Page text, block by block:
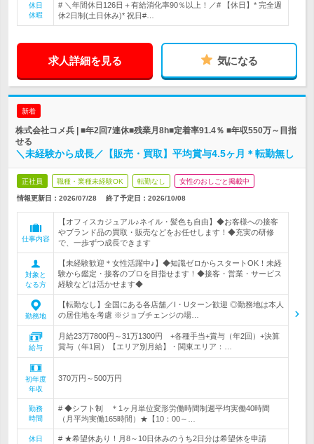
休日
休暇
# ＼年間休日126日＋有給消化率90％以上！／# 【休日】* 完全週
休2日制(土日休み)* 祝日#…
求人詳細を見る 気になる
新着
株式会社コメ兵 | ■年2回7連休■残業月8h■定着率91.4％ ■年収550万～目指
せる
＼未経験から成長／【販売・買取】平均賞与4.5ヶ月＊転勤無し
正社員 職種・業種未経験OK 転勤なし 女性のおしごと掲載中
情報更新日：2026/07/28 終了予定日： 2026/10/08
仕事内容
【オフィスカジュアル♪ネイル・髪色も自由】◆お客様への接客
やブランド品の買取・販売などをお任せします！◆充実の研修
で、一歩ずつ成長できます
対象と
なる方
【未経験歓迎＊女性活躍中♪】◆知識ゼロからスタートOK！未経
験から鑑定・接客のプロを目指せます！◆接客・営業・サービス
経験などは活かせます◆
勤務地
【転勤なし】全国にある各店舗／I・Uターン歓迎 ◎勤務地は本人
の居住地を考慮 ※ジョブチェンジの場…
給与
月給23万7800円～31万1300円 +各種手当+賞与（年2回）+決算
賞与（年1回）【エリア別月給】・関東エリア：…
初年度
年収
370万円～500万円
勤務
時間
# ◆シフト制 ＊1ヶ月単位変形労働時間制週平均実働40時間
（月平均実働165時間）★【10：00～…
休日
# ★希望休あり！月8～10日休みのうち2日分は希望休を申請